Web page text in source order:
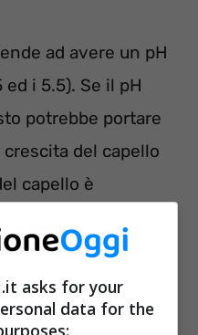
ad avere un pH
i 5.5). Se il pH
potrebbe portare
del capello
capello è
eccessivo di
di calore come le
asks for your
data for the